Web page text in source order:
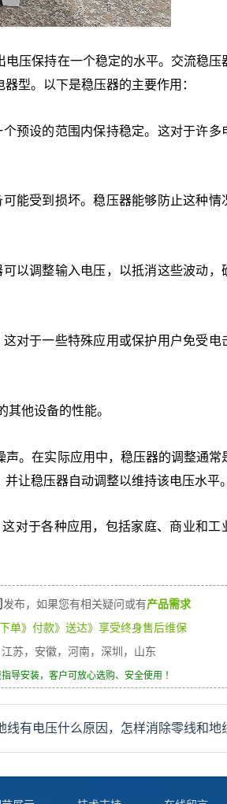
压保持在一个稳定的水平。交流稳压
器型。以下是稳压器的主要作用：
预设的范围内保持稳定。这对于许多
能受到损坏。稳压器能够防止这种情
以调整输入电压，以抵消这些波动，
对于一些特殊应用或保护用户免受电
他设备的性能。
。在实际应用中，稳压器的调整通常
让稳压器自动调整以维持该电压水平。
对于各种应用，包括家庭、商业和工
发布，如果您有相关疑问或有产品需求
单》付款》送达》享受终身售后维保
苏，安徽，河南，深圳，山东
导安装，客户可放心选购、安全使用 ！
线有电压什么原因，怎样消除零线和